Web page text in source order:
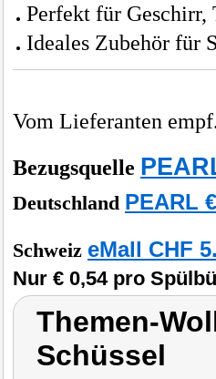
Perfekt für Geschirr,
Ideales Zubehör für
Vom Lieferanten
Bezugsquelle
Deutschland PEARL
Schweiz eMall CHF
Nur € 0,54 pro
Themen-
Schüssel